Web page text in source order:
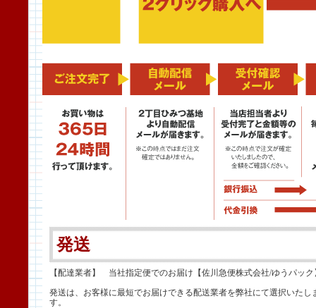
発送
【配達業者】 当社指定便でのお届け【佐川急便株式会社/ゆうパック
発送は、お客様に最短でお届けできる配送業者を弊社にて選択いたし
す。